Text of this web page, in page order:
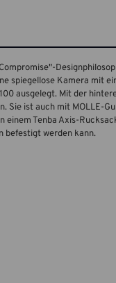
spiegellose Kamera mit
ausgelegt. Mit der
Sie ist auch mit MOLLE-
einem Tenba Axis-
befestigt werden kann.